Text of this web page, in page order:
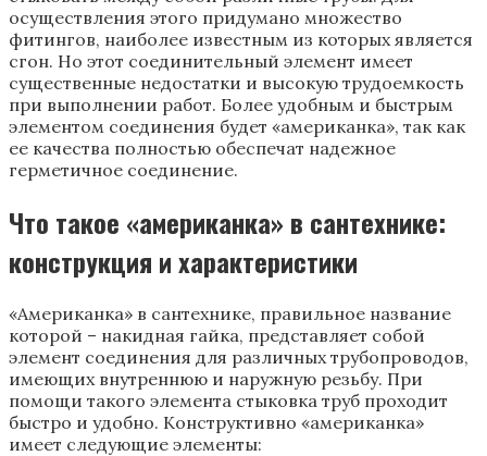
осуществления этого придумано множество
фитингов, наиболее известным из которых является
сгон. Но этот соединительный элемент имеет
существенные недостатки и высокую трудоемкость
при выполнении работ. Более удобным и быстрым
элементом соединения будет «американка», так как
ее качества полностью обеспечат надежное
герметичное соединение.
Что такое «американка» в сантехнике:
конструкция и характеристики
«Американка» в сантехнике, правильное название
которой – накидная гайка, представляет собой
элемент соединения для различных трубопроводов,
имеющих внутреннюю и наружную резьбу. При
помощи такого элемента стыковка труб проходит
быстро и удобно. Конструктивно «американка»
имеет следующие элементы: